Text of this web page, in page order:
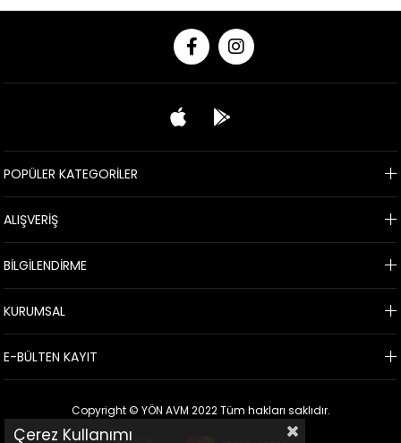
POPÜLER KATEGORİLER
ALIŞVERİŞ
BİLGİLENDİRME
KURUMSAL
E-BÜLTEN KAYIT
Copyright © YÖN AVM 2022 Tüm hakları saklıdır.
Çerez Kullanımı